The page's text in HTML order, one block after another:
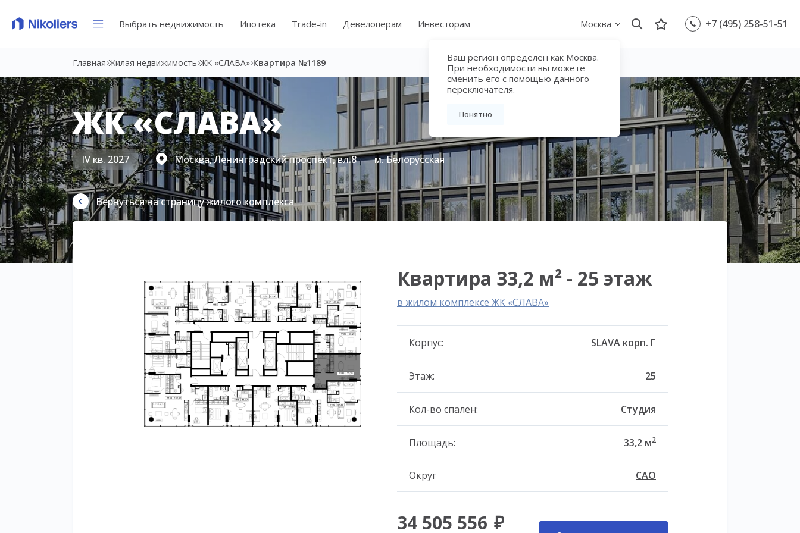
Выбрать недвижимость Ипотека Trade-in Девелоперам Инвесторам Москва
Ваш регион определен как Москва.
При необходимости вы можете
сменить его с помощью данного
переключателя.
Понятно
+7 (495) 258-51-51
Главная Жилая недвижимость ЖК «СЛАВА» Квартира №1189
ЖК «СЛАВА»
IV кв. 2027 Москва, Ленинградский проспект, вл.8 м. Белорусская
Вернуться на страницу жилого комплекса
Квартира 33,2 м² - 25 этаж
в жилом комплексе ЖК «СЛАВА»
Корпус: SLAVA корп. Г
Этаж: 25
Кол-во спален: Студия
Площадь: 33,2 м2
Округ САО
34 505 556